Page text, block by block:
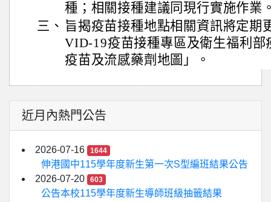
種；相關接種建議同現行實施作業
三、 旨揭疫苗接種地點相關資訊將定期
VID-19疫苗接種專區及衛生福利部
疫苗及流感藥劑地圖」。
近月內熱門公告
2026-07-16 1644
伸港國中115學年度新生第一次S型編班結果公告
2026-07-20
603
公告本校115學年度新生導師班級抽籤結果